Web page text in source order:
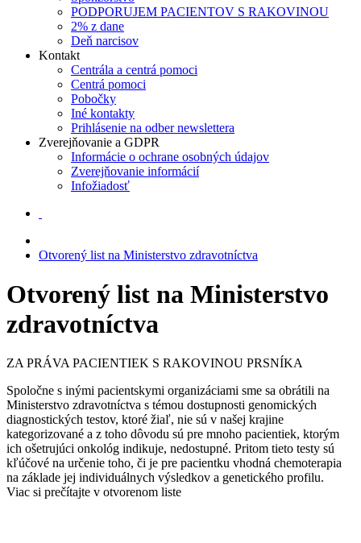
PODPORUJEM PACIENTOV S RAKOVINOU
2% z dane
Deň narcisov
Kontakt
Centrála a centrá pomoci
Centrá pomoci
Pobočky
Iné kontakty
Prihlásenie na odber newslettera
Zverejňovanie a GDPR
Informácie o ochrane osobných údajov
Zverejňovanie informácií
Infožiadosť
Otvorený list na Ministerstvo zdravotníctva
Otvorený list na Ministerstvo
zdravotníctva
ZA PRÁVA PACIENTIEK S RAKOVINOU PRSNÍKA
Spoločne s inými pacientskymi organizáciami sme sa obrátili na
Ministerstvo zdravotníctva s témou dostupnosti genomických
diagnostických testov, ktoré žiaľ, nie sú v našej krajine
kategorizované a z toho dôvodu sú pre mnoho pacientiek, ktorým
ich ošetrujúci onkológ indikuje, nedostupné. Pritom tieto testy sú
kľúčové na určenie toho, či je pre pacientku vhodná chemoterapia
na základe jej individuálnych výsledkov a genetického profilu.
Viac si prečítajte v otvorenom liste